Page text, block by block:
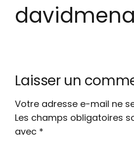
Laisser un
Votre adresse e-mail ne
Les champs obligatoires
avec *